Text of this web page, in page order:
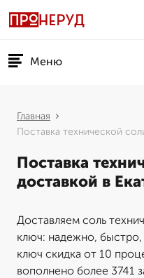
Меню
Главная
Поставка технической
Поставка
доставкой в
Доставляем соль
ключ: надежно, быстро,
ключ скидка от 10
вополнено более 3741